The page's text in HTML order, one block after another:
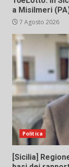
a Misilmeri
7 Agosto 2026
Politica
[Sicilia]